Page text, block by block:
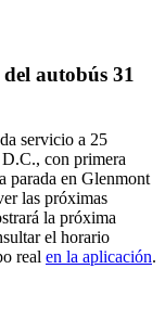
autobús 31
servicio a 25
D.C., con primera
parada en Glenmont
las próximas
la próxima
el horario
real en la aplicación.